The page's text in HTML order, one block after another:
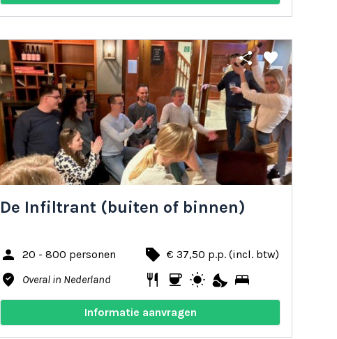
share favorite
De Infiltrant (buiten of binnen)
person 20 - 800 personen local_offer € 37,50 p.p. (incl. btw)
where_to_vote Overal in Nederland restaurant coffee wb_sunny nights_stay bed
Informatie aanvragen